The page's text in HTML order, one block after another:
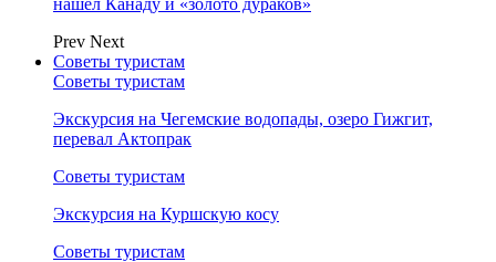
нашёл Канаду и «золото дураков»
Prev Next
Советы туристам
Советы туристам
Экскурсия на Чегемские водопады, озеро Гижгит,
перевал Актопрак
Советы туристам
Экскурсия на Куршскую косу
Советы туристам